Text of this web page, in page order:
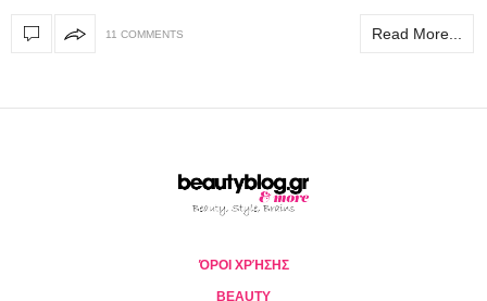
11 COMMENTS Read More...
ΌΡΟΙ ΧΡΉΣΗΣ
BEAUTY